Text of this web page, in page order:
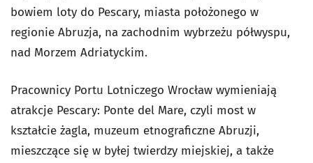
bowiem loty do Pescary, miasta położonego w
regionie Abruzja, na zachodnim wybrzeżu półwyspu,
nad Morzem Adriatyckim.
Pracownicy Portu Lotniczego Wrocław wymieniają
atrakcje Pescary: Ponte del Mare, czyli most w
kształcie żagla, muzeum etnograficzne Abruzji,
mieszczące się w byłej twierdzy miejskiej, a także